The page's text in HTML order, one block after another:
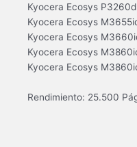
Kyocera Ecosys
Kyocera Ecosys
Kyocera Ecosys
Kyocera Ecosys
Kyocera Ecosys
Rendimiento: 25.500